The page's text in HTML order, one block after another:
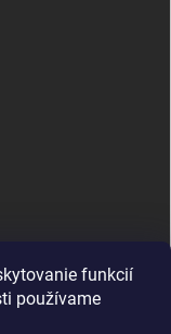
funkcií
používame